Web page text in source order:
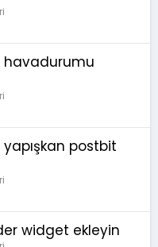
havadurumu
postbit
widget ekleyin